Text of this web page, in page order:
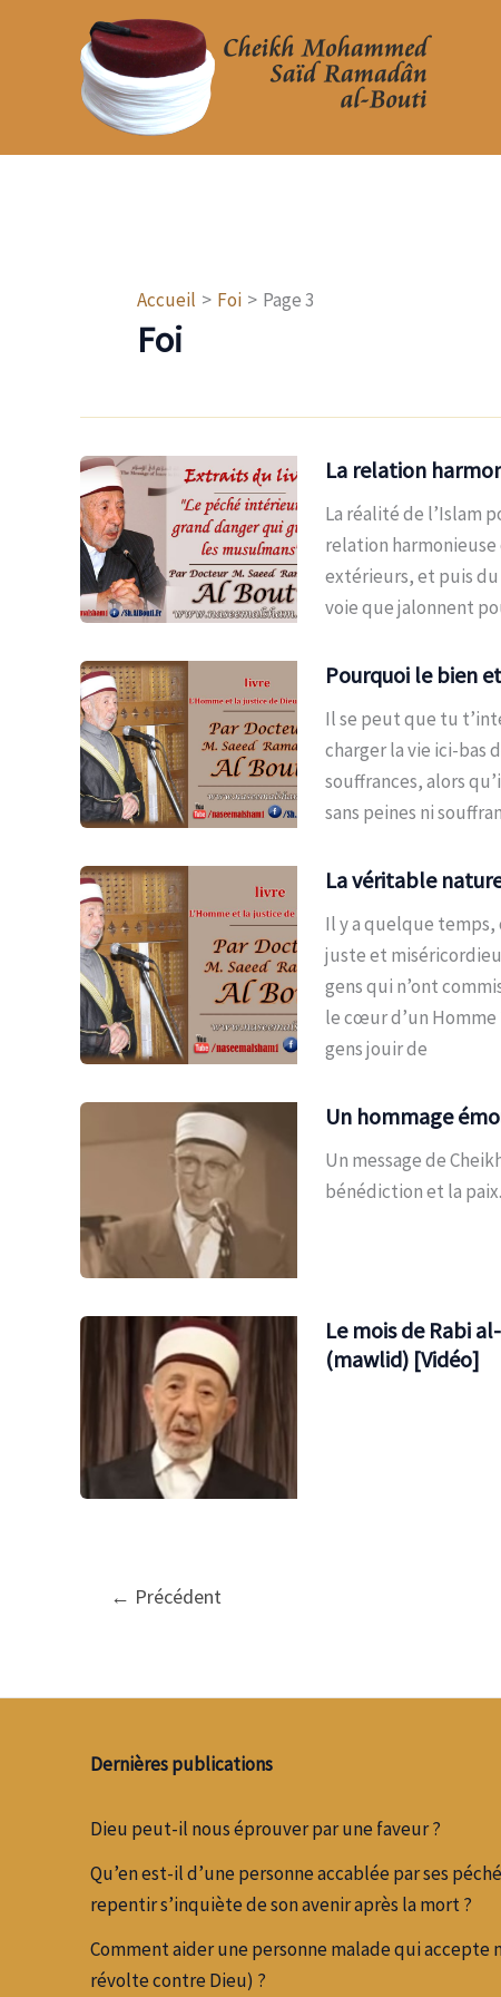
Accueil Foi Page 3
Foi
La relation
La réalité de l’Islam
relation
extérieurs, et puis
voie que jalonnent
Pourquoi le bien
Il se peut que tu
charger la vie ici-bas
souffrances, alors
sans peines ni
La véritable
Il y a quelque temps,
juste et
gens qui n’ont
le cœur d’un
gens jouir de
Un hommage
Un message de
bénédiction et la paix.
Le mois de Rabi
(mawlid) [Vidéo]
← Précédent
Dernières publications
Dieu peut-il nous éprouver par une faveur ?
Qu’en est-il d’une personne accablée par ses
repentir s’inquiète de son avenir après la mort ?
Comment aider une personne malade qui accepte
révolte contre Dieu) ?